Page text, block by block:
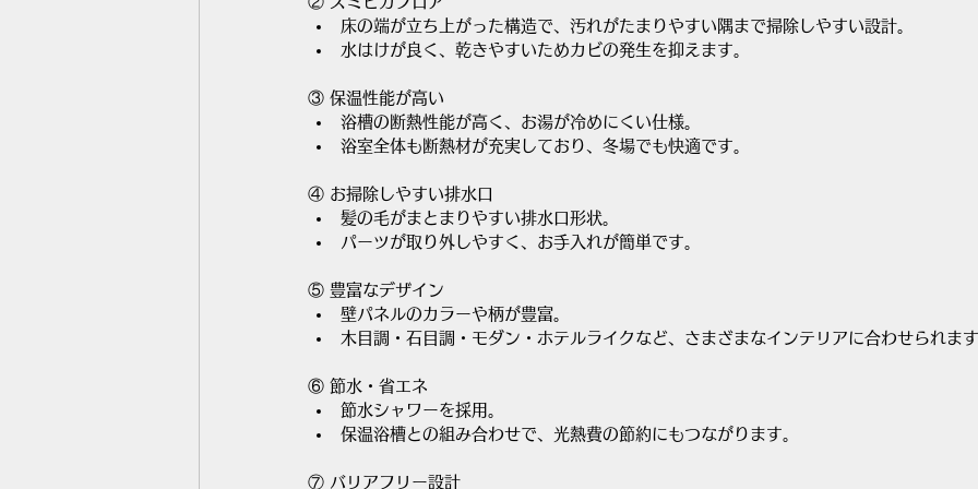
床の端が立ち上がった構造で、汚れがたまりやすい隅まで掃除しやすい設計。
水はけが良く、乾きやすいためカビの発生を抑えます。
③ 保温性能が高い
浴槽の断熱性能が高く、お湯が冷めにくい仕様。
浴室全体も断熱材が充実しており、冬場でも快適です。
④ お掃除しやすい排水口
髪の毛がまとまりやすい排水口形状。
パーツが取り外しやすく、お手入れが簡単です。
⑤ 豊富なデザイン
壁パネルのカラーや柄が豊富。
木目調・石目調・モダン・ホテルライクなど、さまざまなインテリアに合わせられま
⑥ 節水・省エネ
節水シャワーを採用。
保温浴槽との組み合わせで、光熱費の節約にもつながります。
⑦ バリアフリー設計